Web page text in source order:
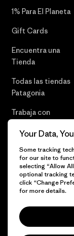
1% Para El Planeta
Gift Cards
Encuentra una
Tienda
Todas las tiendas
Patagonia
Trabaja con
© 2026 Patagonia,
Your Data,
Some tracking
for our site to
selecting “Allow
optional tracking
click “Change
for more details.